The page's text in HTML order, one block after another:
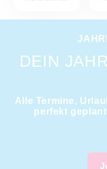
DEIN
Alle Termine,
perfekt